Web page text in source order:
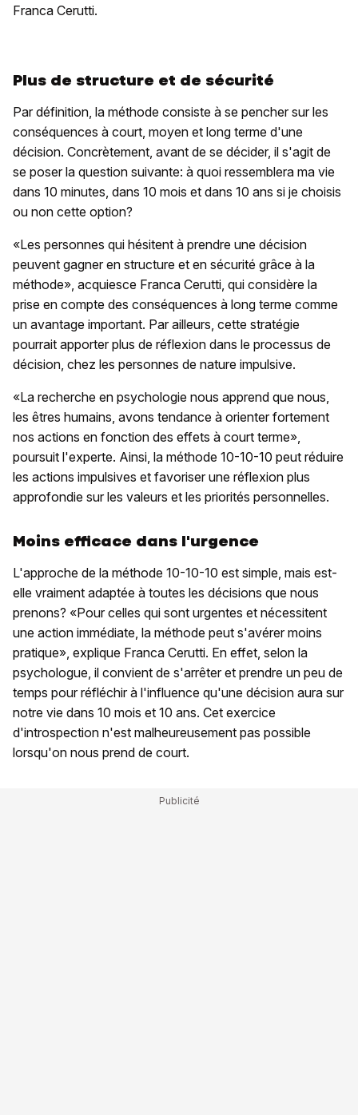
Franca Cerutti.
Plus de structure et de sécurité
Par définition, la méthode consiste à se pencher sur les
conséquences à court, moyen et long terme d'une
décision. Concrètement, avant de se décider, il s'agit de
se poser la question suivante: à quoi ressemblera ma vie
dans 10 minutes, dans 10 mois et dans 10 ans si je choisis
ou non cette option?
«Les personnes qui hésitent à prendre une décision
peuvent gagner en structure et en sécurité grâce à la
méthode», acquiesce Franca Cerutti, qui considère la
prise en compte des conséquences à long terme comme
un avantage important. Par ailleurs, cette stratégie
pourrait apporter plus de réflexion dans le processus de
décision, chez les personnes de nature impulsive.
«La recherche en psychologie nous apprend que nous,
les êtres humains, avons tendance à orienter fortement
nos actions en fonction des effets à court terme»,
poursuit l'experte. Ainsi, la méthode 10-10-10 peut réduire
les actions impulsives et favoriser une réflexion plus
approfondie sur les valeurs et les priorités personnelles.
Moins efficace dans l'urgence
L'approche de la méthode 10-10-10 est simple, mais est-
elle vraiment adaptée à toutes les décisions que nous
prenons? «Pour celles qui sont urgentes et nécessitent
une action immédiate, la méthode peut s'avérer moins
pratique», explique Franca Cerutti. En effet, selon la
psychologue, il convient de s'arrêter et prendre un peu de
temps pour réfléchir à l'influence qu'une décision aura sur
notre vie dans 10 mois et 10 ans. Cet exercice
d'introspection n'est malheureusement pas possible
lorsqu'on nous prend de court.